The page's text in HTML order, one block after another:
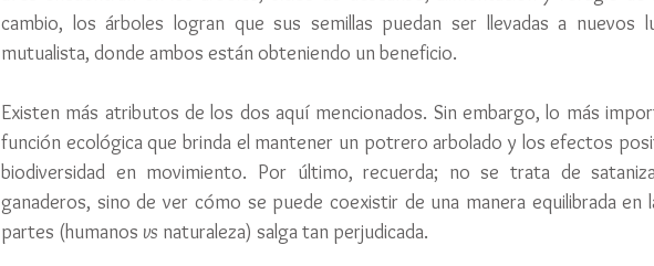
cambio, los árboles logran que sus semillas puedan ser llevadas a nuevos
mutualista, donde ambos están obteniendo un beneficio.
Existen más atributos de los dos aquí mencionados. Sin embargo, lo más
función ecológica que brinda el mantener un potrero arbolado y los efectos
biodiversidad en movimiento. Por último, recuerda; no se trata de
ganaderos, sino de ver cómo se puede coexistir de una manera equilibrada en
partes (humanos vs naturaleza) salga tan perjudicada.